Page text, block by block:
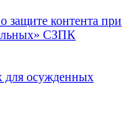
защите контента при
СЗПК
для осужденных